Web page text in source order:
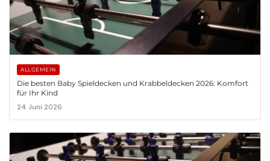
ALLGEMEIN
Die besten Baby Spieldecken und Krabbeldecken 2026: Komfort
für Ihr Kind
24. Juni 2026